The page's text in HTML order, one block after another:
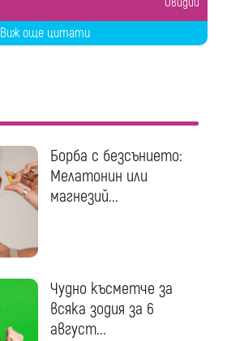
Виж още цитати
Борба с безсънието:
Мелатонин или
магнезий...
Чудно късметче за
всяка зодия за 6
август...